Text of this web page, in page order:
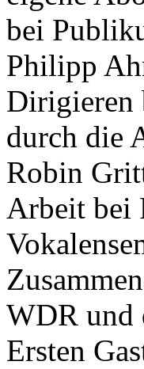
bei
Philipp
Dirigieren
durch die
Robin
Arbeit bei
WDR und
Ersten